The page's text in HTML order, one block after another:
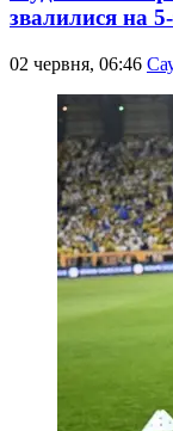
звалилися на 5-
02 червня, 06:46